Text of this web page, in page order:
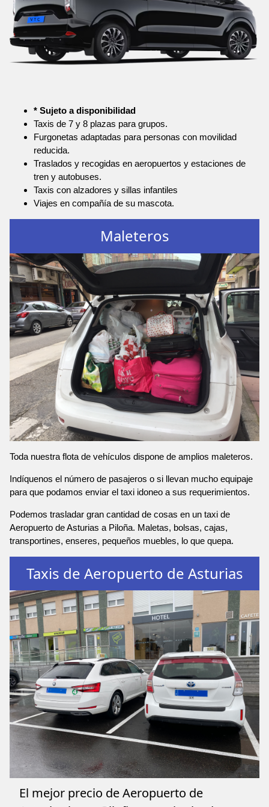
* Sujeto a disponibilidad
Taxis de 7 y 8 plazas para grupos.
Furgonetas adaptadas para personas con movilidad
reducida.
Traslados y recogidas en aeropuertos y estaciones de
tren y autobuses.
Taxis con alzadores y sillas infantiles
Viajes en compañía de su mascota.
Maleteros
Toda nuestra flota de vehículos dispone de amplios maleteros.
Indíquenos el número de pasajeros o si llevan mucho equipaje
para que podamos enviar el taxi idoneo a sus requerimientos.
Podemos trasladar gran cantidad de cosas en un taxi de
Aeropuerto de Asturias a Piloña. Maletas, bolsas, cajas,
transportines, enseres, pequeños muebles, lo que quepa.
Taxis de Aeropuerto de Asturias
El mejor precio de Aeropuerto de